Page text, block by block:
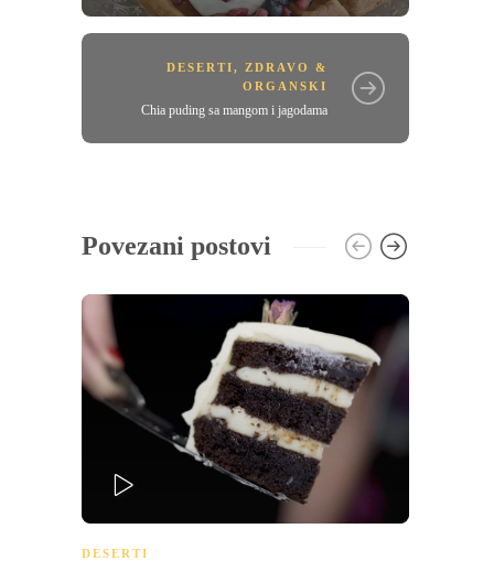
DESERTI,
ZDRAVO &
ORGANSKI
Chia puding sa mangom i jagodama
Povezani postovi
DESERTI